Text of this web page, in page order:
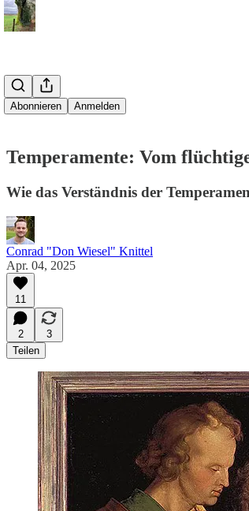
Abonnieren Anmelden
Temperamente: Vom
Wie das Verständnis der
Conrad "Don Wiesel" Knittel
Apr. 04, 2025
11
2
3
Teilen